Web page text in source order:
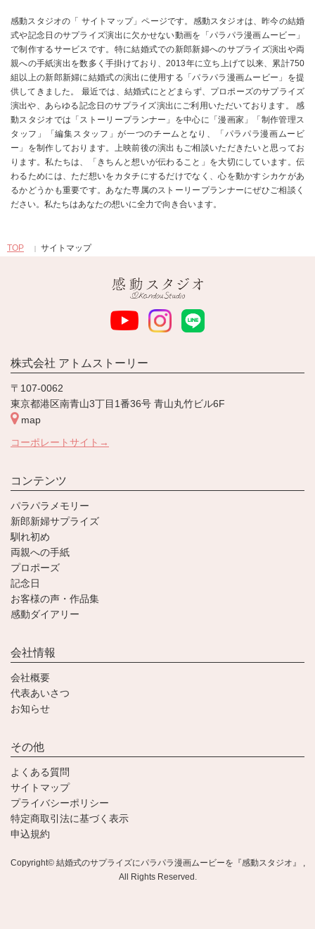
感動スタジオの「 サイトマップ」ページです。感動スタジオは、昨今の結婚
式や記念日のサプライズ演出に欠かせない動画を「パラパラ漫画ムービー」
で制作するサービスです。特に結婚式での新郎新婦へのサプライズ演出や両
親への手紙演出を数多く手掛けており、2013年に立ち上げて以来、累計750
組以上の新郎新婦に結婚式の演出に使用する「パラパラ漫画ムービー」を提
供してきました。 最近では、結婚式にとどまらず、プロポーズのサプライズ
演出や、あらゆる記念日のサプライズ演出にご利用いただいております。 感
動スタジオでは「ストーリープランナー」を中心に「漫画家」「制作管理ス
タッフ」「編集スタッフ」が一つのチームとなり、「パラパラ漫画ムービ
ー」を制作しております。上映前後の演出もご相談いただきたいと思ってお
ります。私たちは、「きちんと想いが伝わること」を大切にしています。伝
わるためには、ただ想いをカタチにするだけでなく、心を動かすシカケがあ
るかどうかも重要です。あなた専属のストーリープランナーにぜひご相談く
ださい。私たちはあなたの想いに全力で向き合います。
TOP サイトマップ
株式会社 アトムストーリー
〒107-0062
東京都港区南青山3丁目1番36号 青山丸竹ビル6F
map
コーポレートサイト→
コンテンツ
パラパラメモリー
新郎新婦サプライズ
馴れ初め
両親への手紙
プロポーズ
記念日
お客様の声・作品集
感動ダイアリー
会社情報
会社概要
代表あいさつ
お知らせ
その他
よくある質問
サイトマップ
プライバシーポリシー
特定商取引法に基づく表示
申込規約
Copyright© 結婚式のサプライズにパラパラ漫画ムービーを『感動スタジオ』 ,
All Rights Reserved.